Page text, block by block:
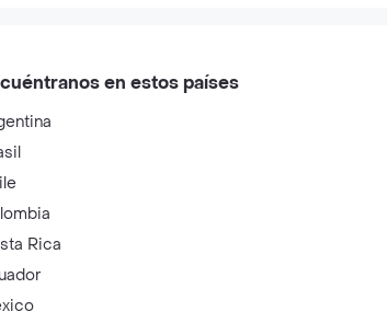
en estos países
Rica